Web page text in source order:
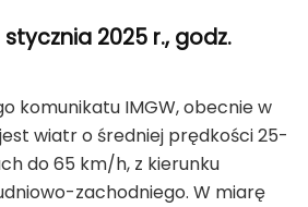
2025 r., godz.
komunikatu IMGW, obecnie w
wiatr o średniej prędkości 25-
do 65 km/h, z kierunku
zachodniego. W miarę